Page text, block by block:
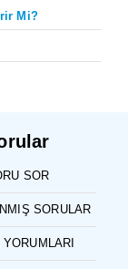
Mi?
SOR
SORULAR